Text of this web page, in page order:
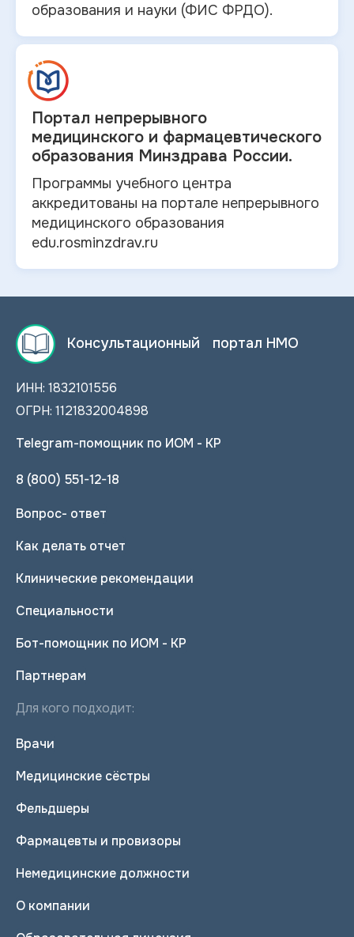
образования и науки (ФИС ФРДО).
Портал непрерывного
медицинского и фармацевтического
образования Минздрава России.
Программы учебного центра
аккредитованы на портале непрерывного
медицинского образования
edu.rosminzdrav.ru
Консультационный портал НМО
ИНН: 1832101556
ОГРН: 1121832004898
Telegram-помощник по ИОМ - КР
8 (800) 551-12-18
Вопрос- ответ
Как делать отчет
Клинические рекомендации
Специальности
Бот-помощник по ИОМ - КР
Партнерам
Для кого подходит:
Врачи
Медицинские сёстры
Фельдшеры
Фармацевты и провизоры
Немедицинские должности
О компании